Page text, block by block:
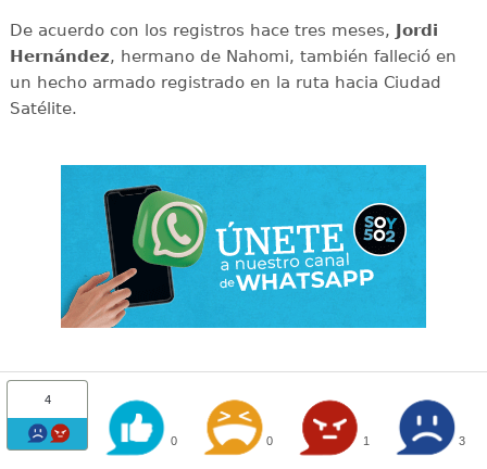
De acuerdo con los registros hace tres meses, Jordi
Hernández, hermano de Nahomi, también falleció en
un hecho armado registrado en la ruta hacia Ciudad
Satélite.
4
0 0 1 3